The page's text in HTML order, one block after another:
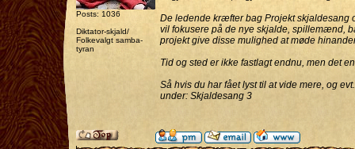
Posts: 1036
Diktator-skjald/
Folkevalgt samba-
tyran
De ledende kræfter bag Projekt skjaldesang
vil fokusere på de nye skjalde, spillemænd,
projekt give disse mulighed at møde
Tid og sted er ikke fastlagt endnu, men det
Så hvis du har fået lyst til at vide mere, og
under: Skjaldesang 3